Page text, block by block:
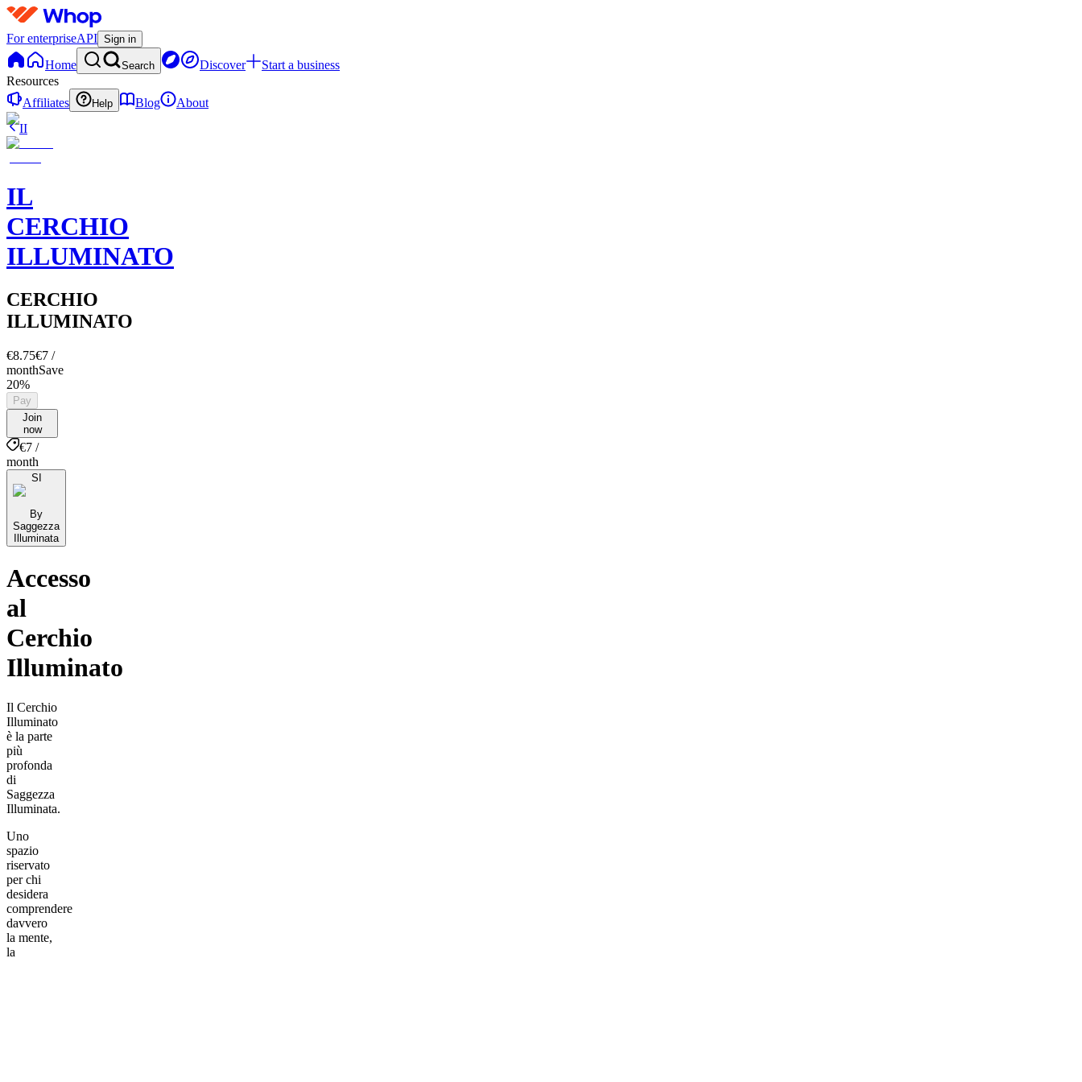
For enterpriseAPI Sign in
Home Search Discover
Start a business
Resources
Affiliates
Help Blog
About
II
IL
CERCHIO
ILLUMINATO
CERCHIO
ILLUMINATO
€8.75€7 /
monthSave
20%
Pay
Join
now
€7 /
month
SI
By
Saggezza
Illuminata
Accesso
al
Cerchio
Illuminato
Il Cerchio
Illuminato
è la parte
più
profonda
di
Saggezza
Illuminata.
Uno
spazio
riservato
per chi
desidera
comprendere
davvero
la mente,
la